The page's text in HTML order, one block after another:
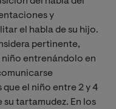
y
el habla de su hijo.
pertinente,
entrenándolo en
el niño entre 2 y 4
tartamudez. En los